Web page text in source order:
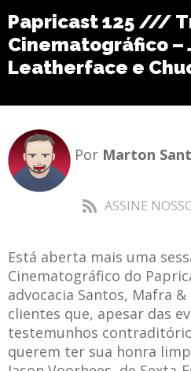
Papricast 125 ///
Cinematográfico –
Leatherface e
Por Marton
ASSINE
Está aberta mais uma
Cinematográfico do
advocacia Santos, Mafra
clientes que, apesar das
testemunhos
querem ter sua honra